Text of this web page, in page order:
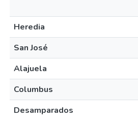
Heredia
San José
Alajuela
Columbus
Desamparados